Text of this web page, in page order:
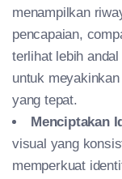
menampilkan
pencapaian,
terlihat lebih
untuk
yang tepat.
Menciptakan
visual yang
memperkuat